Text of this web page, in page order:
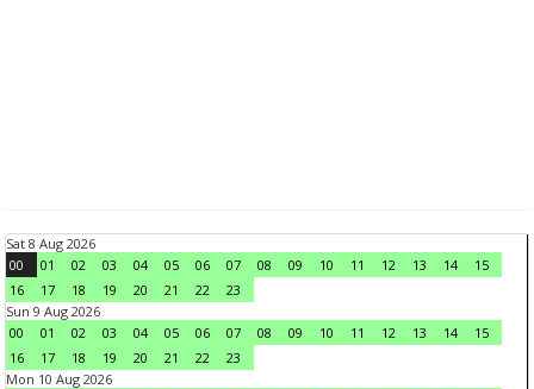
Sat 8 Aug 2026
00
01 02 03 04 05 06 07 08 09 10 11 12 13 14
15
16
17 18 19 20 21 22
23
Sun 9 Aug 2026
00
01 02 03 04 05 06 07 08 09 10 11 12 13 14
15
16
17 18 19 20 21 22
23
Mon 10 Aug 2026